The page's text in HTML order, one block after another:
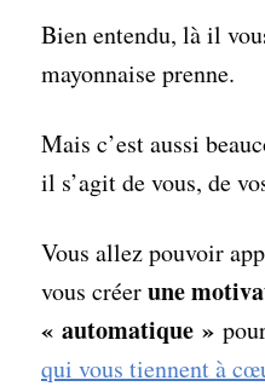
Bien entendu, là il
mayonnaise prenne.
Mais c’est aussi
il s’agit de vous, de
Vous allez pouvoir
vous créerune
« automatique »
qui vous tiennent à